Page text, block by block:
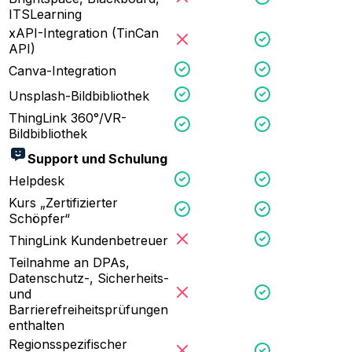
ITSLearning
xAPI-Integration (TinCan
API)
Canva-Integration
Unsplash-Bildbibliothek
ThingLink 360°/VR-
Bildbibliothek
Support und Schulung
Helpdesk
Kurs „Zertifizierter
Schöpfer“
ThingLink Kundenbetreuer
Teilnahme an DPAs,
Datenschutz-, Sicherheits-
und
Barrierefreiheitsprüfungen
enthalten
Regionsspezifischer